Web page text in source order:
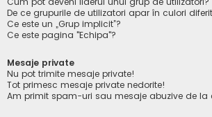
De ce grupurile de utilizatori apar în culori
Ce este un „Grup implicit”?
Ce este pagina "Echipa"?
Mesaje private
Nu pot trimite mesaje private!
Tot primesc mesaje private nedorite!
Am primit spam-uri sau mesaje abuzive de la